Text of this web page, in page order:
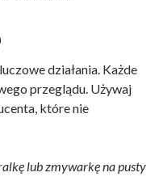
działania. Każde
przeglądu. Używaj
które nie
lub zmywarkę na pusty